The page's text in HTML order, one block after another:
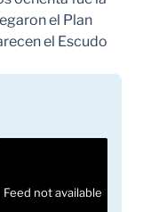
el Plan
el Escudo
Feed not available